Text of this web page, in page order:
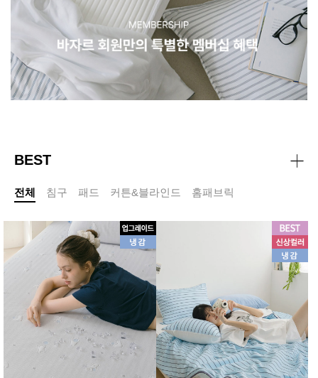
BEST
전체 침구 패드 커튼&블라인드 홈패브릭